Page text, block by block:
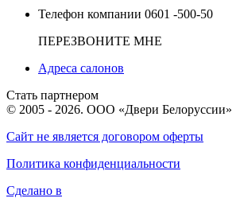
Телефон компании 0601 -500-50
ПЕРЕЗВОНИТЕ МНЕ
Адреса салонов
Стать партнером
© 2005 - 2026. ООО «Двери Белоруссии»
Сайт не является договором оферты
Политика конфиденциальности
Сделано в